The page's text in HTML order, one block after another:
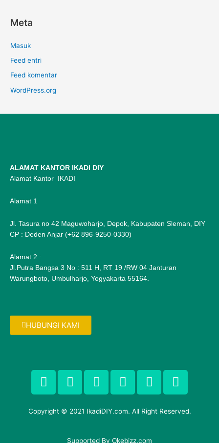
Meta
Masuk
Feed entri
Feed komentar
WordPress.org
ALAMAT KANTOR IKADI DIY
Alamat Kantor IKADI
Alamat 1
Jl. Tasura no 42 Maguwoharjo, Depok, Kabupaten Sleman, DIY
CP : Deden Anjar (+62 896-9250-0330)
Alamat 2 :
Jl.Putra Bangsa 3 No : 511 H, RT 19 /RW 04 Janturan
Warungboto, Umbulharjo, Yogyakarta 55164.
HUBUNGI KAMI
F
a
c
e
b
T
w
i
t
G
o
o
g
P
i
n
t
I
n
s
t
a
F
l
i
c
Copyright © 2021 IkadiDIY.com. All Right Reserved.
Supported By Okebizz.com